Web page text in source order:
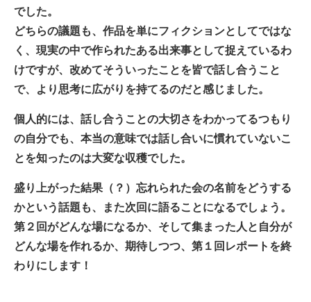
でした。
どちらの議題も、作品を単にフィクションとしてではな
く、現実の中で作られたある出来事として捉えているわ
けですが、改めてそういったことを皆で話し合うこと
で、より思考に広がりを持てるのだと感じました。
個人的には、話し合うことの大切さをわかってるつもり
の自分でも、本当の意味では話し合いに慣れていないこ
とを知ったのは大変な収穫でした。
盛り上がった結果（？）忘れられた会の名前をどうする
かという話題も、また次回に語ることになるでしょう。
第２回がどんな場になるか、そして集まった人と自分が
どんな場を作れるか、期待しつつ、第１回レポートを終
わりにします！